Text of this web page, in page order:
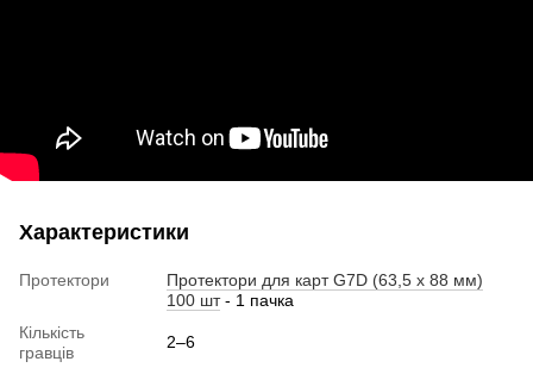
Характеристики
Протектори
Протектори для карт G7D (63,5 x 88 мм)
100 шт- 1 пачка
Кількість
гравців
2–6